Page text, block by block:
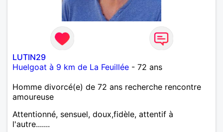
LUTIN29
Huelgoat à 9 km de La Feuillée - 72 ans
Homme divorcé(e) de 72 ans recherche rencontre
amoureuse
Attentionné, sensuel, doux,fidèle, attentif à
l'autre.......